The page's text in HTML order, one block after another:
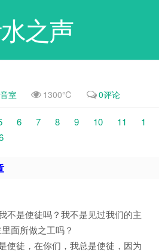
之声
室 1300℃ 0评论
6 7 8 9 10 11
1
不是使徒吗？我不是见过我们的主
面所做之工吗？
使徒，在你们，我总是使徒，因为